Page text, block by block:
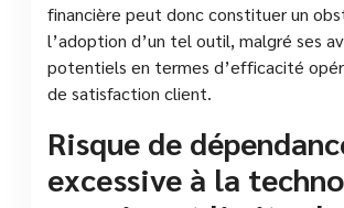
financière peut donc constituer un
l’adoption d’un tel outil, malgré ses
potentiels en termes d’efficacité
de satisfaction client.
Risque de
excessive à la